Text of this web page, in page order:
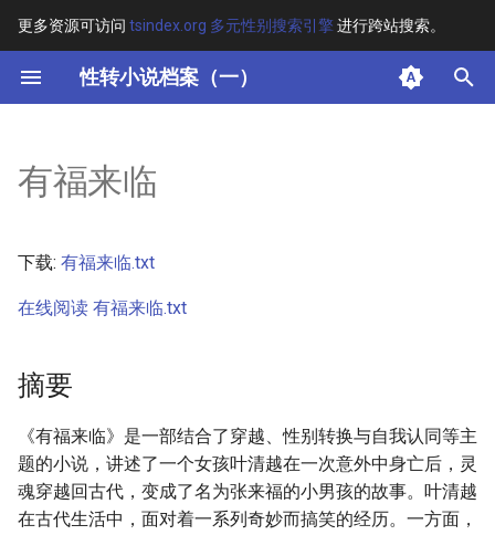
更多资源可访问 tsindex.org 多元性别搜索引擎进行跨站搜索。
性转小说档案（一）
键
开
搜
索
其他信息 [Processed Page
有福来临
下载: 有福来临.txt
在线阅读 有福来临.txt
摘要
《有福来临》是一部结合了穿越、性别转换与自我认同等主
题的小说，讲述了一个女孩叶清越在一次意外中身亡后，灵
魂穿越回古代，变成了名为张来福的小男孩的故事。叶清越
在古代生活中，面对着一系列奇妙而搞笑的经历。一方面，